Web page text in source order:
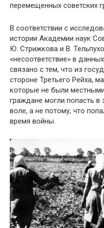
перемещенных советских
В соответствии с
истории Академии наук
Ю. Стрижкова и В.
«несоответствие» в
связано с тем, что из
стороне Третьего Рейха,
которые не были
граждане могли попасть в
воле, а не потому, что
время войны.